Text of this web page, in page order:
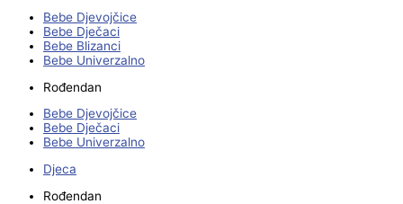
Bebe Djevojčice
Bebe Dječaci
Bebe Blizanci
Bebe Univerzalno
Rođendan
Bebe Djevojčice
Bebe Dječaci
Bebe Univerzalno
Djeca
Rođendan